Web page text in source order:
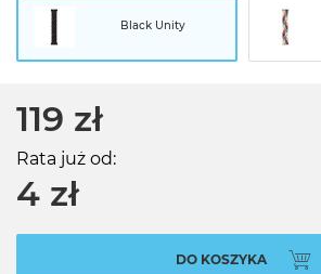
Black Unity
119 zł
Rata już od:
4 zł
DO KOSZYKA